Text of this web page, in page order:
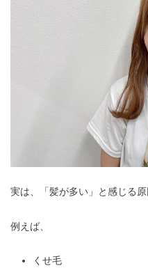
実は、「髪が多い」と感じる
例えば、
くせ毛